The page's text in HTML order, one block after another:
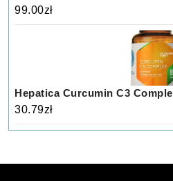
99.00zł
Hepatica Curcumin C3
30.79zł